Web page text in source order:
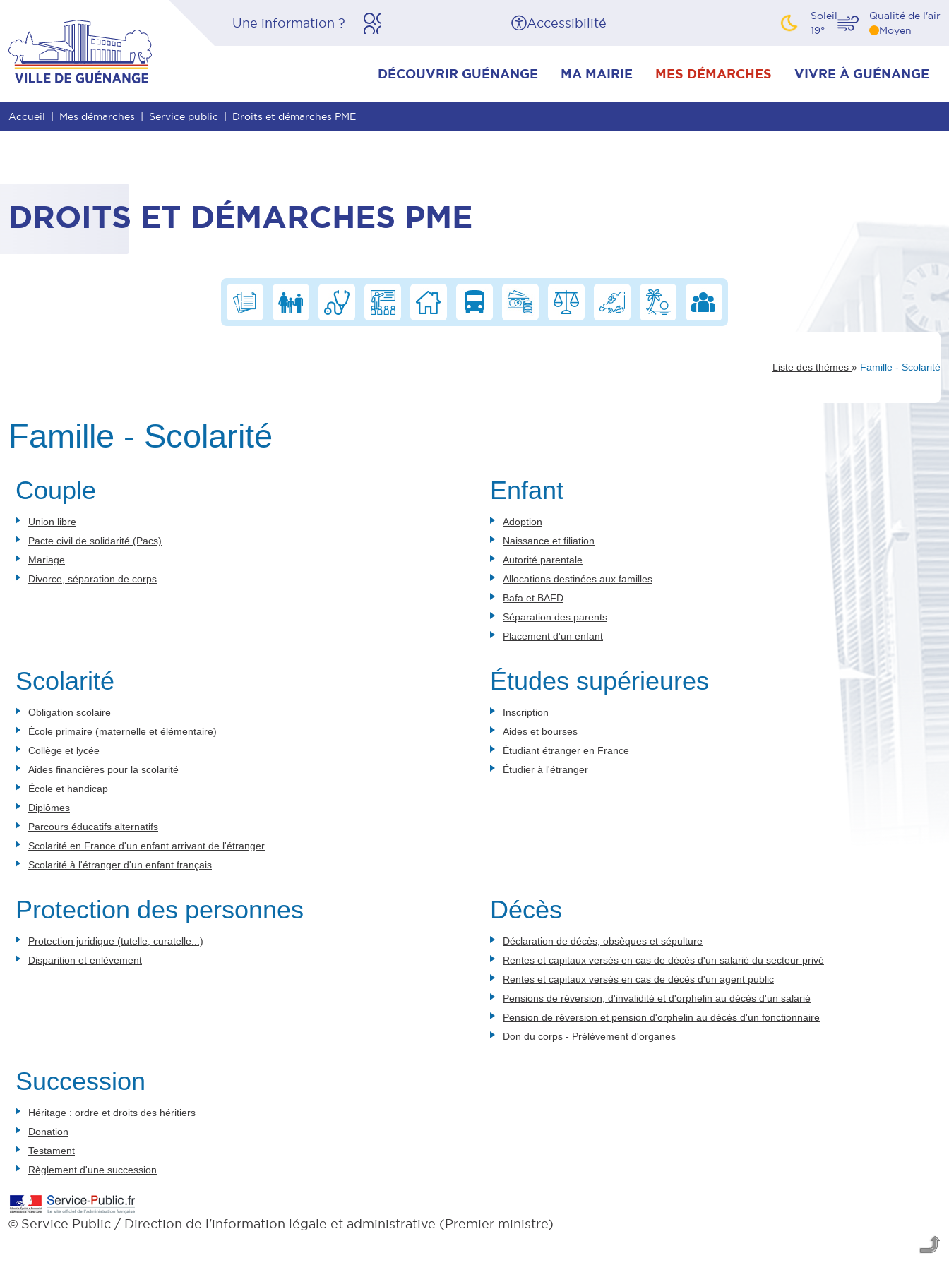
Entête de page Menu principal Recherche Pied de page Accessibilité
Soleil
19°
Qualité de l'air
Moyen
DÉCOUVRIR GUÉNANGE MA MAIRIE MES DÉMARCHES VIVRE À GUÉNANGE
Accueil Mes démarches Service public Droits et démarches PME
DROITS ET DÉMARCHES PME
Liste des thèmes » Famille - Scolarité
Famille - Scolarité
Couple
Union libre
Pacte civil de solidarité (Pacs)
Mariage
Divorce, séparation de corps
Enfant
Adoption
Naissance et filiation
Autorité parentale
Allocations destinées aux familles
Bafa et BAFD
Séparation des parents
Placement d'un enfant
Scolarité
Obligation scolaire
École primaire (maternelle et élémentaire)
Collège et lycée
Aides financières pour la scolarité
École et handicap
Diplômes
Parcours éducatifs alternatifs
Scolarité en France d'un enfant arrivant de l'étranger
Scolarité à l'étranger d'un enfant français
Études supérieures
Inscription
Aides et bourses
Étudiant étranger en France
Étudier à l'étranger
Protection des personnes
Protection juridique (tutelle, curatelle...)
Disparition et enlèvement
Décès
Déclaration de décès, obsèques et sépulture
Rentes et capitaux versés en cas de décès d'un salarié du secteur privé
Rentes et capitaux versés en cas de décès d'un agent public
Pensions de réversion, d'invalidité et d'orphelin au décès d'un salarié
Pension de réversion et pension d'orphelin au décès d'un fonctionnaire
Don du corps - Prélèvement d'organes
Succession
Héritage : ordre et droits des héritiers
Donation
Testament
Règlement d'une succession
© Service Public / Direction de l'information légale et administrative (Premier ministre)